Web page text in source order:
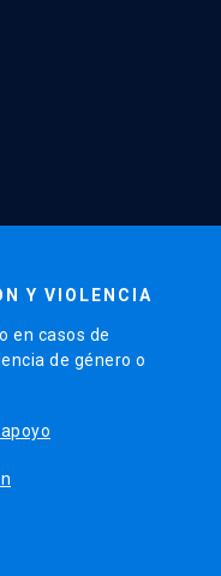
Y VIOLENCIA
en casos de
de género o